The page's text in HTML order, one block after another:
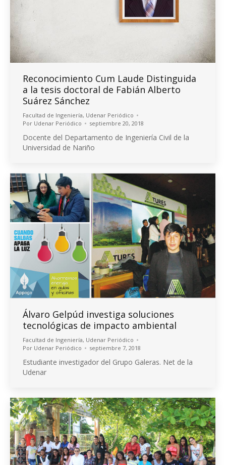
Reconocimiento Cum Laude Distinguida
a la tesis doctoral de Fabián Alberto
Suárez Sánchez
Facultad de Ingeniería, Udenar Periódico
Por Udenar Periódico septiembre 20, 2018
Docente del Departamento de Ingeniería Civil de la
Universidad de Nariño
Álvaro Gelpúd investiga soluciones
tecnológicas de impacto ambiental
Facultad de Ingeniería, Udenar Periódico
Por Udenar Periódico septiembre 7, 2018
Estudiante investigador del Grupo Galeras. Net de la
Udenar